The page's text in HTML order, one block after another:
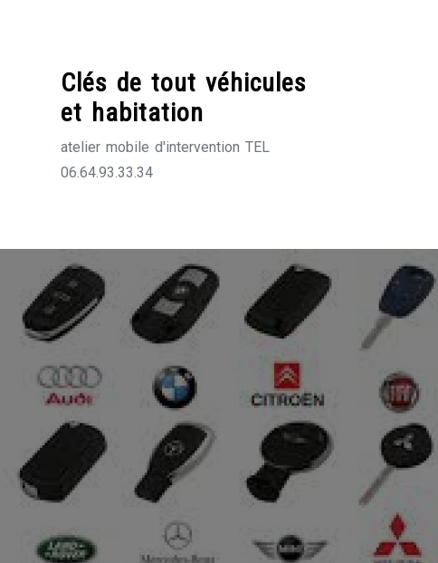
Clés de tout véhicules
et habitation
atelier mobile d'intervention TEL
06.64.93.33.34